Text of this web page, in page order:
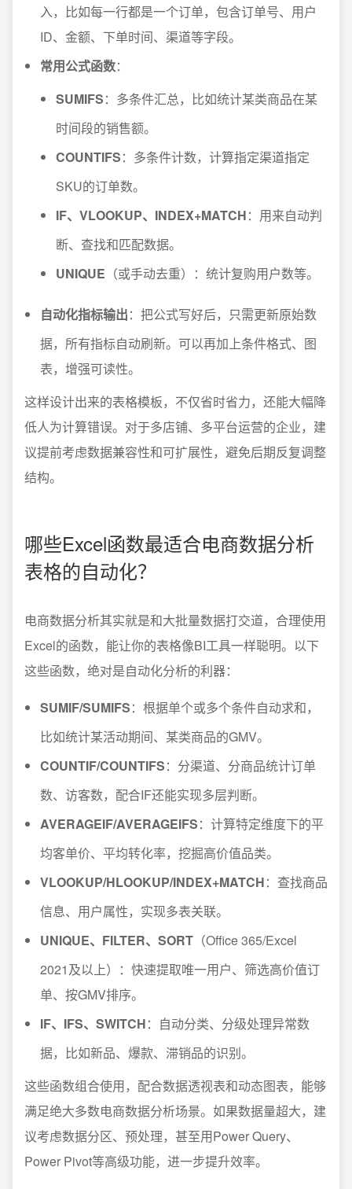
入，比如每一行都是一个订单，包含订单号、用户
ID、金额、下单时间、渠道等字段。
常用公式函数：
SUMIFS：多条件汇总，比如统计某类商品在某
时间段的销售额。
COUNTIFS：多条件计数，计算指定渠道指定
SKU的订单数。
IF、VLOOKUP、INDEX+MATCH：用来自动判
断、查找和匹配数据。
UNIQUE （或手动去重）：统计复购用户数等。
自动化指标输出：把公式写好后，只需更新原始数
据，所有指标自动刷新。可以再加上条件格式、图
表，增强可读性。
这样设计出来的表格模板，不仅省时省力，还能大幅降
低人为计算错误。对于多店铺、多平台运营的企业，建
议提前考虑数据兼容性和可扩展性，避免后期反复调整
结构。
哪些Excel函数最适合电商数据分析
表格的自动化？
电商数据分析其实就是和大批量数据打交道，合理使用
Excel的函数，能让你的表格像BI工具一样聪明。以下
这些函数，绝对是自动化分析的利器：
SUMIF/SUMIFS：根据单个或多个条件自动求和，
比如统计某活动期间、某类商品的GMV。
COUNTIF/COUNTIFS：分渠道、分商品统计订单
数、访客数，配合IF还能实现多层判断。
AVERAGEIF/AVERAGEIFS：计算特定维度下的平
均客单价、平均转化率，挖掘高价值品类。
VLOOKUP/HLOOKUP/INDEX+MATCH：查找商品
信息、用户属性，实现多表关联。
UNIQUE、FILTER、SORT （Office 365/Excel
2021及以上）：快速提取唯一用户、筛选高价值订
单、按GMV排序。
IF、IFS、SWITCH：自动分类、分级处理异常数
据，比如新品、爆款、滞销品的识别。
这些函数组合使用，配合数据透视表和动态图表，能够
满足绝大多数电商数据分析场景。如果数据量超大，建
议考虑数据分区、预处理，甚至用Power Query、
Power Pivot等高级功能，进一步提升效率。